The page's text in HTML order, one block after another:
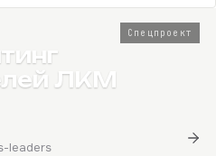
Спецпроект
ЛКМ
leaders